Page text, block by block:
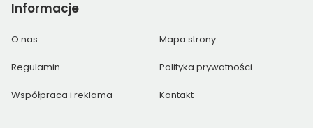
Informacje
O nas Mapa strony
Regulamin Polityka prywatności
Współpraca i reklama Kontakt